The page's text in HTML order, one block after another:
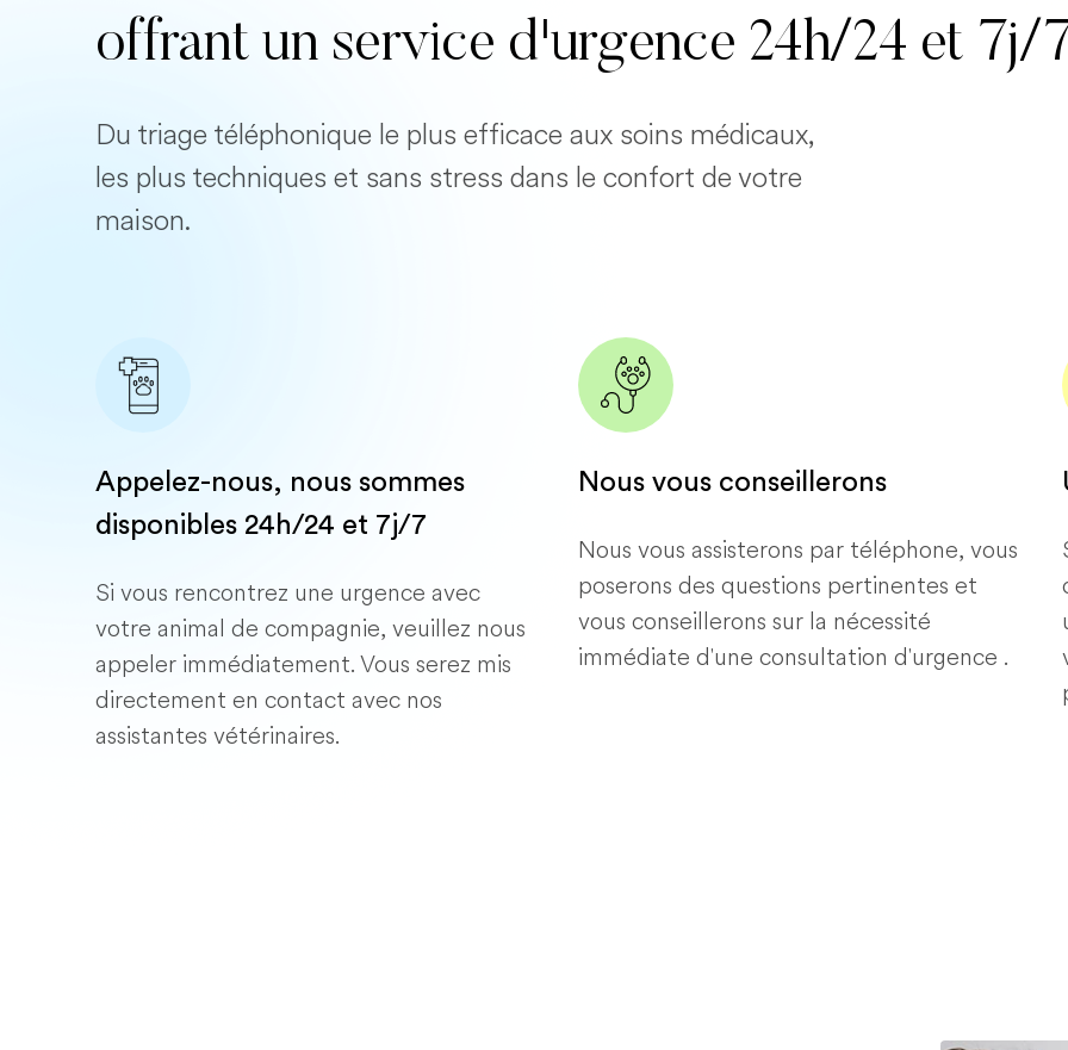
offrant un service d'urgence 24h/24 et 7j/
Du triage téléphonique le plus efficace aux soins médicaux,
les plus techniques et sans stress dans le confort de votre
maison.
Appelez-nous, nous sommes
disponibles 24h/24 et 7j/7
Si vous rencontrez une urgence avec
votre animal de compagnie, veuillez nous
appeler immédiatement. Vous serez mis
directement en contact avec nos
assistantes vétérinaires.
Nous vous conseillerons
Nous vous assisterons par téléphone, vous
poserons des questions pertinentes et
vous conseillerons sur la nécessité
immédiate d'une consultation d'urgence .